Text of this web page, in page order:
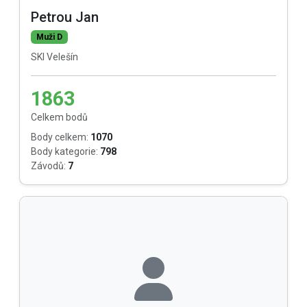
Petrou Jan
Muži D
SKI Velešín
1863
Celkem bodů
Body celkem: 1070
Body kategorie: 798
Závodů: 7